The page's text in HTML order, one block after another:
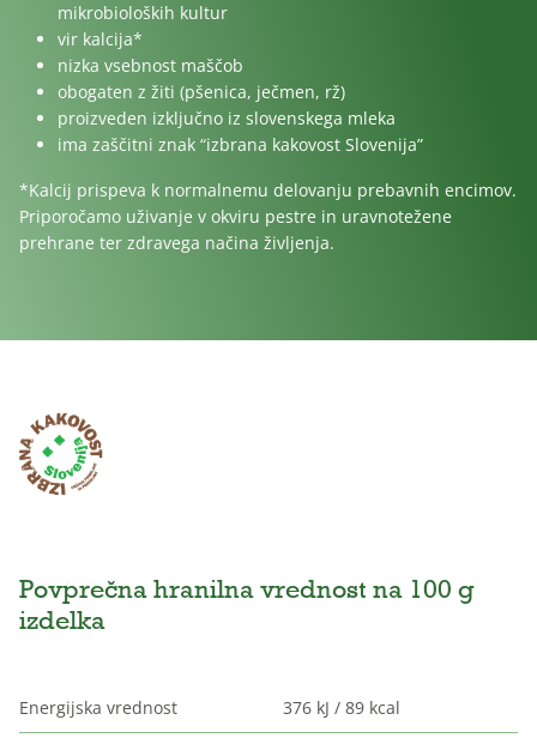
mikrobioloških kultur
vir kalcija*
nizka vsebnost maščob
obogaten z žiti (pšenica, ječmen, rž)
proizveden izključno iz slovenskega mleka
ima zaščitni znak “izbrana kakovost Slovenija”
*Kalcij prispeva k normalnemu delovanju prebavnih encimov.
Priporočamo uživanje v okviru pestre in uravnotežene
prehrane ter zdravega načina življenja.
Povprečna hranilna vrednost na 100 g
izdelka
Energijska vrednost 376 kJ / 89 kcal